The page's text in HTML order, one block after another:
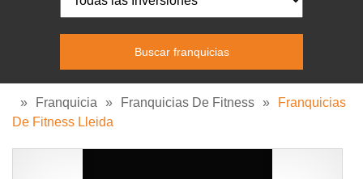
» Franquicia » Franquicias De Fitness »
Franquicias
De Fitness Lleida